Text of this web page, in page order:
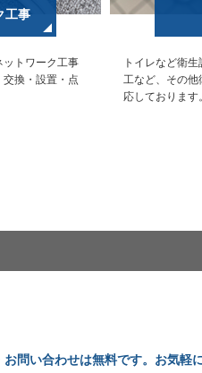
工事
ットワーク工事
換・設置・点
トイレなど衛
工など、その他
応しております。
問い合わせは無料です。 お気軽